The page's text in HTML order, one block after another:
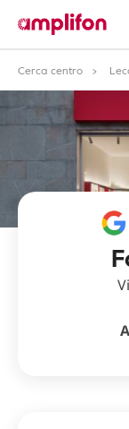
Cerca centro